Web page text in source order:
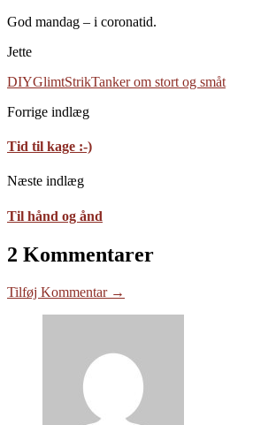
God mandag – i coronatid.
Jette
DIYGlimtStrikTanker om stort og småt
Forrige indlæg
Tid til kage :-)
Næste indlæg
Til hånd og ånd
2 Kommentarer
Tilføj Kommentar →